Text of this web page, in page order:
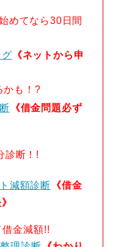
めてなら30日間
《ネットから申
かも！?
《借金問題必ず
診断！!
減額診断
《借金
金減額!!